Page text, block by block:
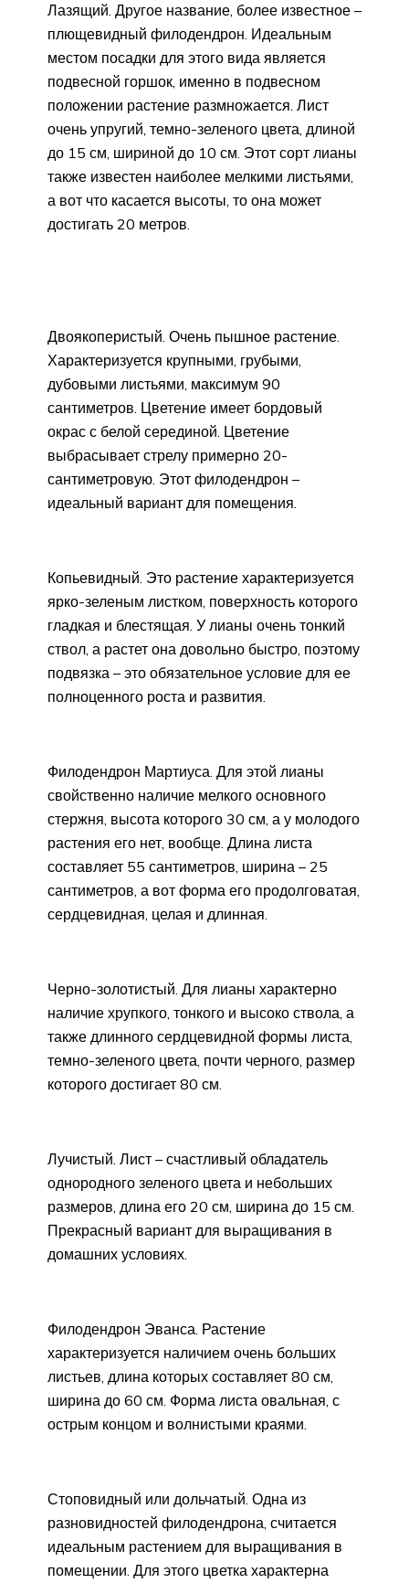
Лазящий. Другое название, более известное –
плющевидный филодендрон. Идеальным
местом посадки для этого вида является
подвесной горшок, именно в подвесном
положении растение размножается. Лист
очень упругий, темно-зеленого цвета, длиной
до 15 см, шириной до 10 см. Этот сорт лианы
также известен наиболее мелкими листьями,
а вот что касается высоты, то она может
достигать 20 метров.
Двоякоперистый. Очень пышное растение.
Характеризуется крупными, грубыми,
дубовыми листьями, максимум 90
сантиметров. Цветение имеет бордовый
окрас с белой серединой. Цветение
выбрасывает стрелу примерно 20-
сантиметровую. Этот филодендрон –
идеальный вариант для помещения.
Копьевидный. Это растение характеризуется
ярко-зеленым листком, поверхность которого
гладкая и блестящая. У лианы очень тонкий
ствол, а растет она довольно быстро, поэтому
подвязка – это обязательное условие для ее
полноценного роста и развития.
Филодендрон Мартиуса. Для этой лианы
свойственно наличие мелкого основного
стержня, высота которого 30 см, а у молодого
растения его нет, вообще. Длина листа
составляет 55 сантиметров, ширина – 25
сантиметров, а вот форма его продолговатая,
сердцевидная, целая и длинная.
Черно-золотистый. Для лианы характерно
наличие хрупкого, тонкого и высоко ствола, а
также длинного сердцевидной формы листа,
темно-зеленого цвета, почти черного, размер
которого достигает 80 см.
Лучистый. Лист – счастливый обладатель
однородного зеленого цвета и небольших
размеров, длина его 20 см, ширина до 15 см.
Прекрасный вариант для выращивания в
домашних условиях.
Филодендрон Эванса. Растение
характеризуется наличием очень больших
листьев, длина которых составляет 80 см,
ширина до 60 см. Форма листа овальная, с
острым концом и волнистыми краями.
Стоповидный или дольчатый. Одна из
разновидностей филодендрона, считается
идеальным растением для выращивания в
помещении. Для этого цветка характерна